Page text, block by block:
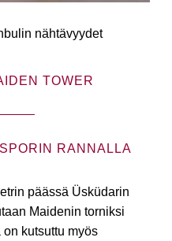
nähtävyydet
TOWER
RANNALLA
päässä Üsküdarin
Maidenin torniksi
kutsuttu myös